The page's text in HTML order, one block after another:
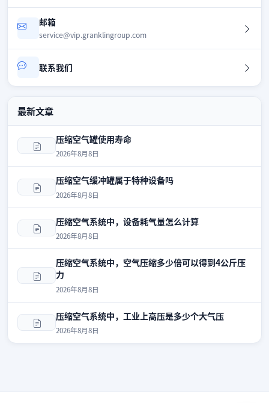
邮箱
service@vip.granklingroup.com
联系我们
最新文章
压缩空气罐使用寿命
2026年8月8日
压缩空气缓冲罐属于特种设备吗
2026年8月8日
压缩空气系统中，设备耗气量怎么计算
2026年8月8日
压缩空气系统中，空气压缩多少倍可以得到4公斤压
力
2026年8月8日
压缩空气系统中，工业上高压是多少个大气压
2026年8月8日